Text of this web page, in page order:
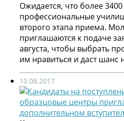
Ожидается, что более
профессиональные
второго этапа приема.
приглашаются к подаче
августа, чтобы выбрать
им нравиться и даст шанс
10.08.2017